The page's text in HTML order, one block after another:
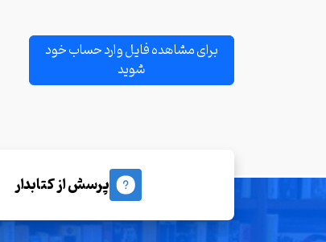
برای مشاهده فایل وارد حساب خود
شوید
پرسش از کتابدار